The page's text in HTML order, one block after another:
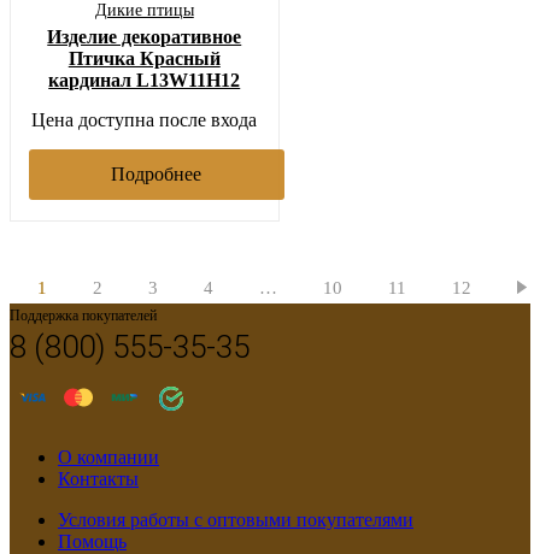
Дикие птицы
Изделие декоративное
Птичка Красный
кардинал L13W11H12
Цена доступна после входа
Подробнее
1 2 3 4 … 10 11 12
Поддержка покупателей
8 (800) 555-35-35
О компании
Контакты
Условия работы с оптовыми покупателями
Помощь